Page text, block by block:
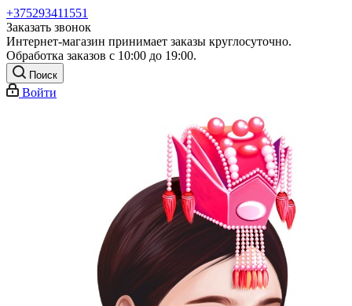
+375293411551
Заказать звонок
Интернет-магазин принимает заказы круглосуточно.
Обработка заказов с 10:00 до 19:00.
Поиск
Войти